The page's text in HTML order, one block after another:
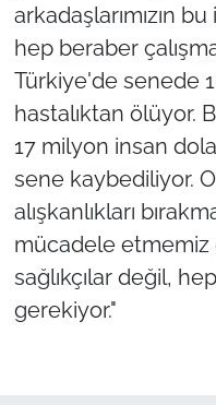
arkadaşlarımızın
hep beraber
Türkiye'de senede
hastalıktan ölüyor.
17 milyon insan
sene kaybediliyor.
alışkanlıkları
mücadele etmemiz
sağlıkçılar değil,
gerekiyor."